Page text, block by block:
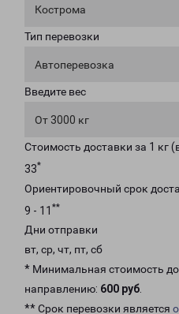
Кострома
Тип перевозки
Автоперевозка
Введите вес
От 3000 кг
Стоимость доставки за 1 кг
33*
Ориентировочный срок
9 - 11 **
Дни отправки
вт, ср, чт, пт, сб
* Минимальная стоимость
направлению: 600 руб.
** Срок перевозки является